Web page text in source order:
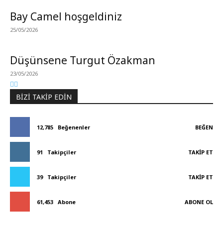
Bay Camel hoşgeldiniz
25/05/2026
Düşünsene Turgut Özakman
23/05/2026
BIZI TAKIP EDIN
12,785 Beğenenler BEĞEN
91 Takipçiler TAKIP ET
39 Takipçiler TAKIP ET
61,453 Abone ABONE OL